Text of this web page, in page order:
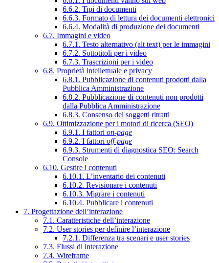
6.6.2. Tipi di documenti
6.6.3. Formato di lettura dei documenti elettronici
6.6.4. Modalità di produzione dei documenti
6.7. Immagini e video
6.7.1. Testo alternativo (alt text) per le immagini
6.7.2. Sottotitoli per i video
6.7.3. Trascrizioni per i video
6.8. Proprietà intellettuale e privacy
6.8.1. Pubblicazione di contenuti prodotti dalla
Pubblica Amministrazione
6.8.2. Pubblicazione di contenuti non prodotti
dalla Pubblica Amministrazione
6.8.3. Consenso dei soggetti ritratti
6.9. Ottimizzazione per i motori di ricerca (SEO)
6.9.1. I fattori on-page
6.9.2. I fattori off-page
6.9.3. Strumenti di diagnostica SEO: Search
Console
6.10. Gestire i contenuti
6.10.1. L’inventario dei contenuti
6.10.2. Revisionare i contenuti
6.10.3. Migrare i contenuti
6.10.4. Pubblicare i contenuti
7. Progettazione dell’interazione
7.1. Caratteristiche dell’interazione
7.2. User stories per definire l’interazione
7.2.1. Differenza tra scenari e user stories
7.3. Flussi di interazione
7.4. Wireframe